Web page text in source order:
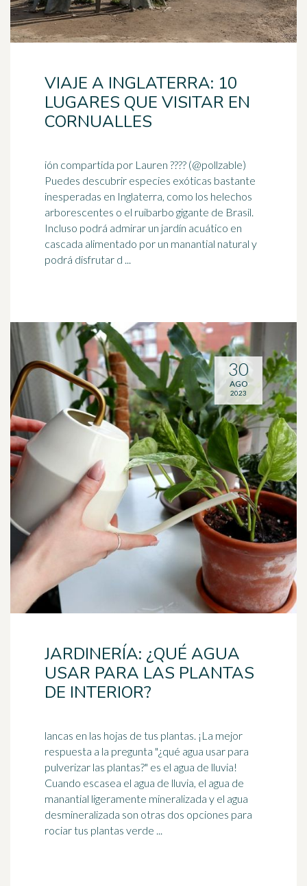
VIAJE A INGLATERRA: 10
LUGARES QUE VISITAR EN
CORNUALLES
ión compartida por Lauren ???? (@pollzable)
Puedes descubrir especies exóticas bastante
inesperadas en Inglaterra, como los helechos
arborescentes o el ruibarbo gigante de Brasil.
Incluso podrá admirar un jardín acuático en
cascada alimentado por un manantial natural y
podrá disfrutar d ...
JARDINERÍA: ¿QUÉ AGUA
USAR PARA LAS PLANTAS
DE INTERIOR?
lancas en las hojas de tus plantas. ¡La mejor
respuesta a la pregunta "¿qué agua usar para
pulverizar las plantas?" es el agua de lluvia!
Cuando escasea el agua de lluvia, el agua de
manantial ligeramente mineralizada y el agua
desmineralizada son otras dos opciones para
rociar tus plantas verde ...
30
AGO
2023